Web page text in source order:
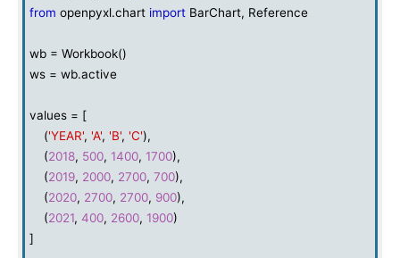
from openpyxl.chart import BarChart, Reference
wb = Workbook()
ws = wb.active
values = [
('YEAR', 'A', 'B', 'C'),
(2018, 500, 1400, 1700),
(2019, 2000, 2700, 700),
(2020, 2700, 2700, 900),
(2021, 400, 2600, 1900)
]